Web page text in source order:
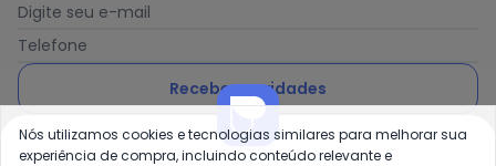
Digite seu e-mail
Telefone
Receber novidades
Ao enviar o cadastro, você concorda com a nossa Política
Nós utilizamos cookies e tecnologias similares para melhorar sua
experiência de compra, incluindo conteúdo relevante e